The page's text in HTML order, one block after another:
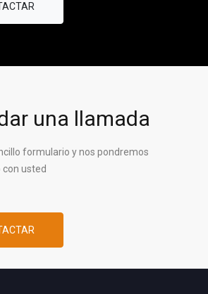
una llamada
formulario y nos pondremos
usted